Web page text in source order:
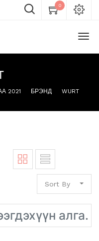
0
2021 БРЭНД WURT
Sort By
алга.